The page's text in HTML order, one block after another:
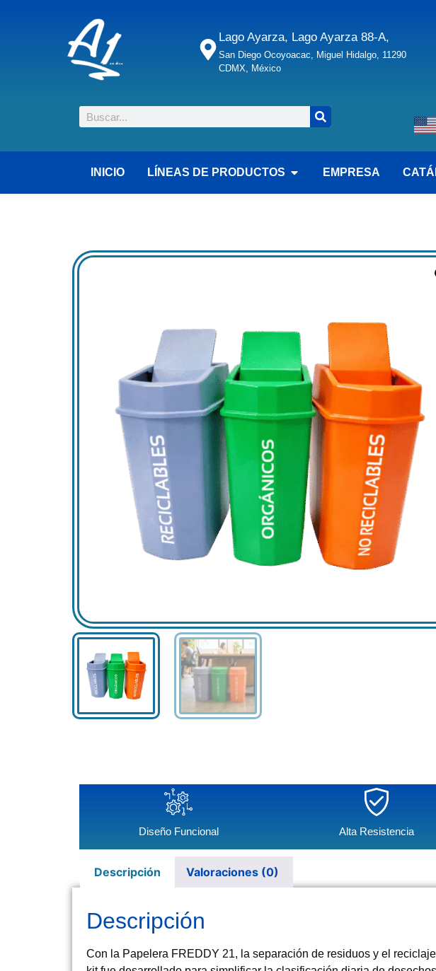
Lago Ayarza, Lago Ayarza 88-A,
San Diego Ocoyoacac, Miguel Hidalgo, 11290
CDMX, México
INICIO LÍNEAS DE PRODUCTOS EMPRESA
Diseño Funcional Alta Resistencia
Descripción Valoraciones (0)
Descripción
Con la Papelera FREDDY 21, la separación de residuos y el